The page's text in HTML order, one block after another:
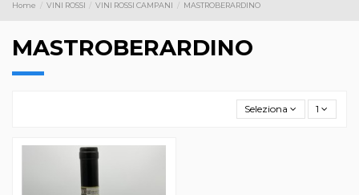
Home VINI ROSSI VINI ROSSI CAMPANI MASTROBERARDINO
MASTROBERARDINO
Seleziona 1